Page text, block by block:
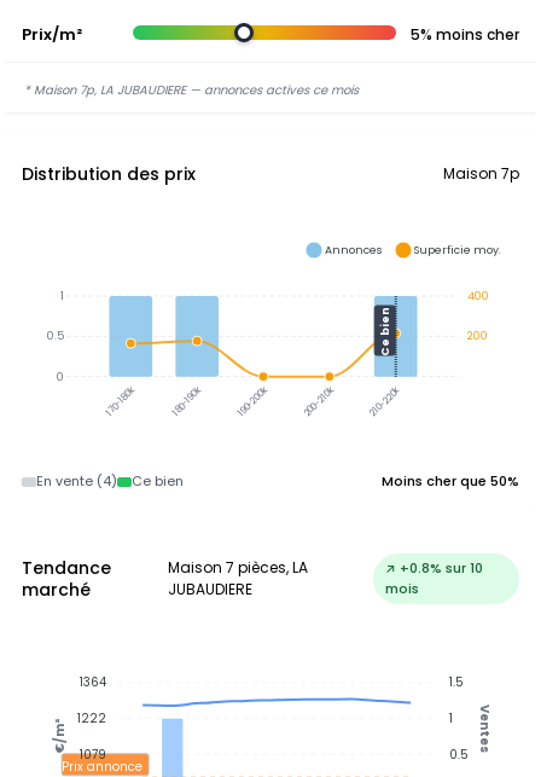
Prix/m² 5% moins cher
* Maison 7p, LA JUBAUDIERE — annonces actives ce mois
Distribution des prix Maison 7p
170-180k 180-190k 190-200k 200-210k 210-220k
Ce bien
400
200
1
0.5
0
Annonces Superficie moy.
En vente (4) Ce bien Moins cher que 50%
Tendance
marché
Maison 7 pièces, LA
JUBAUDIERE
↗ +0.8% sur 10
mois
Prix annonce
1.5
1
0.5
Ventes
1364
1222
1079
€/m²